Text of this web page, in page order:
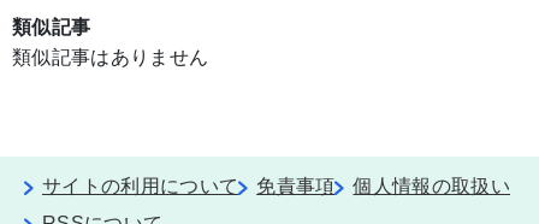
類似記事
類似記事はありません
サイトの利用について 免責事項
個人情報の取扱い